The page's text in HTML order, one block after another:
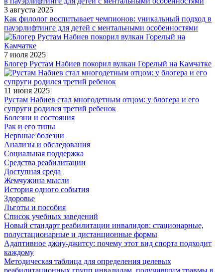
3 августа 2025
Как филолог воспитывает чемпионов: уникальный подход в
пауэрлифтинге для детей с ментальными особенностями
7 июля 2025
Блогер Рустам Набиев покорил вулкан Горелый на Камчатке
11 июня 2025
Рустам Набиев стал многодетным отцом: у блогера и его
супруги родился третий ребенок
Болезни и состояния
Рак и его типы
Нервные болезни
Анализы и обследования
Социальная поддержка
Средства реабилитации
Доступная среда
Жемчужина мысли
История одного события
Здоровье
Льготы и пособия
Список учебных заведений
Новый стандарт реабилитации инвалидов: стационарные,
полустационарные и дистанционные формы
Адаптивное джиу-джитсу: почему этот вид спорта подходит
каждому
Методическая таблица для определения целевых